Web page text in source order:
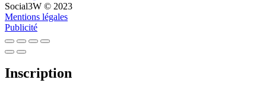
Social3W © 2023
Mentions légales
Publicité
Inscription